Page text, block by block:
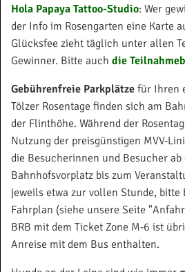
Hola Papaya Tattoo-Studio: Wer
der Info im Rosengarten eine Karte
Glücksfee zieht täglich unter allen
Gewinner. Bitte auch die
Gebührenfreie Parkplätze für Ihren
Tölzer Rosentage finden sich am
der Flinthöhe. Während der
Nutzung der preisgünstigen MVV-
die Besucherinnen und Besucher
Bahnhofsvorplatz bis zum
jeweils etwa zur vollen Stunde, bitte
Fahrplan (siehe unsere Seite
BRB mit dem Ticket Zone M-6 ist
Anreise mit dem Bus enthalten.